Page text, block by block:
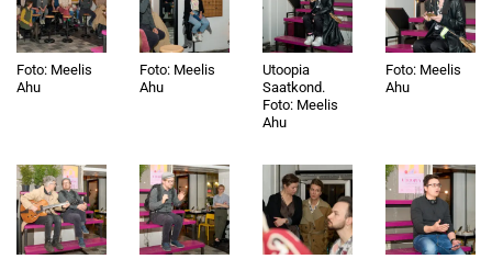
Foto: Meelis
Ahu
Foto: Meelis
Ahu
Utoopia
Saatkond.
Foto: Meelis
Ahu
Foto: Meelis
Ahu